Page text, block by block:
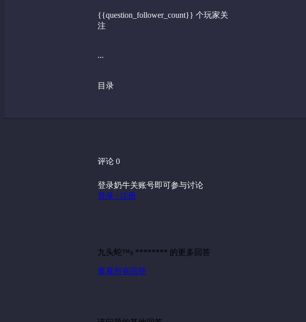
{{question_follower_count}} 个玩家关
注
...
目录
评论 0
登录奶牛关账号即可参与讨论
登录 / 注册
九头蛇™s ******** 的更多回答
查看所有回答